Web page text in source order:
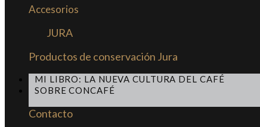
Accesorios
JURA
Productos de conservación Jura
MI LIBRO: LA NUEVA CULTURA DEL CAFÉ
SOBRE CONCAFÉ
Contacto